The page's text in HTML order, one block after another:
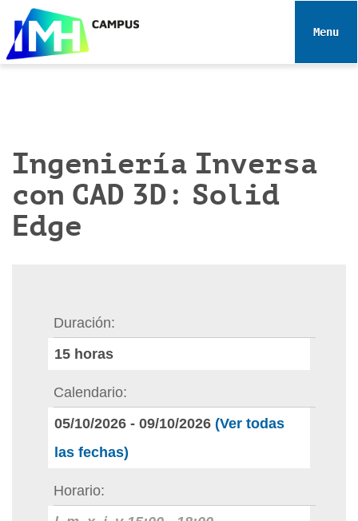
e
Toggle
Ingeniería Inversa
con CAD 3D: Solid
Edge
Duración
15 horas
Calendario
05/10/2026 - 09/10/2026 (Ver todas
las fechas)
Horario